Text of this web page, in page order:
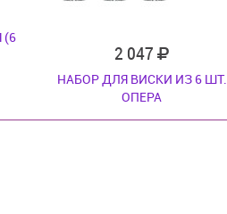
(6
2 047
НАБОР ДЛЯ ВИСКИ ИЗ 6 ШТ.
ОПЕРА